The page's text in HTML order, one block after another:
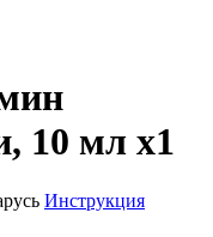
10 мл x1
Инструкция